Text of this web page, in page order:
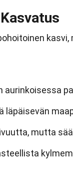
aurinkoisessa
läpäisevän
mutta